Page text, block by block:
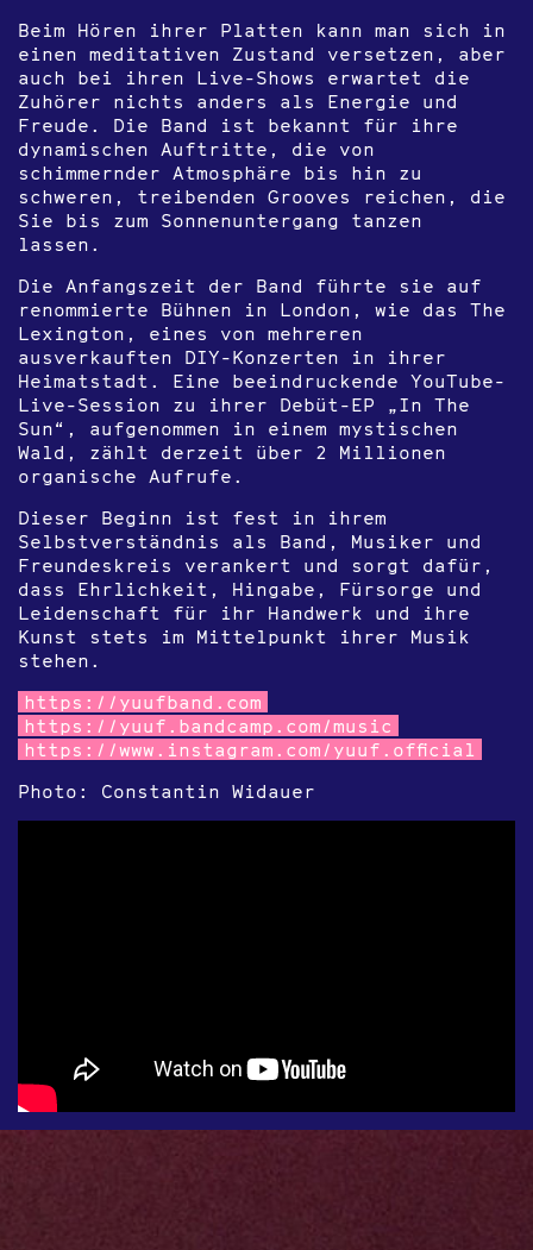
Beim Hören ihrer Platten kann man sich in
einen meditativen Zustand versetzen, aber
auch bei ihren Live-Shows erwartet die
Zuhörer nichts anders als Energie und
Freude. Die Band ist bekannt für ihre
dynamischen Auftritte, die von
schimmernder Atmosphäre bis hin zu
schweren, treibenden Grooves reichen, die
Sie bis zum Sonnenuntergang tanzen
lassen.
Die Anfangszeit der Band führte sie auf
renommierte Bühnen in London, wie das The
Lexington, eines von mehreren
ausverkauften DIY-Konzerten in ihrer
Heimatstadt. Eine beeindruckende YouTube-
Live-Session zu ihrer Debüt-EP „In The
Sun“, aufgenommen in einem mystischen
Wald, zählt derzeit über 2 Millionen
organische Aufrufe.
Dieser Beginn ist fest in ihrem
Selbstverständnis als Band, Musiker und
Freundeskreis verankert und sorgt dafür,
dass Ehrlichkeit, Hingabe, Fürsorge und
Leidenschaft für ihr Handwerk und ihre
Kunst stets im Mittelpunkt ihrer Musik
stehen.
https://yuufband.com
https://yuuf.bandcamp.com/music
https://www.instagram.com/yuuf.official
Photo: Constantin Widauer